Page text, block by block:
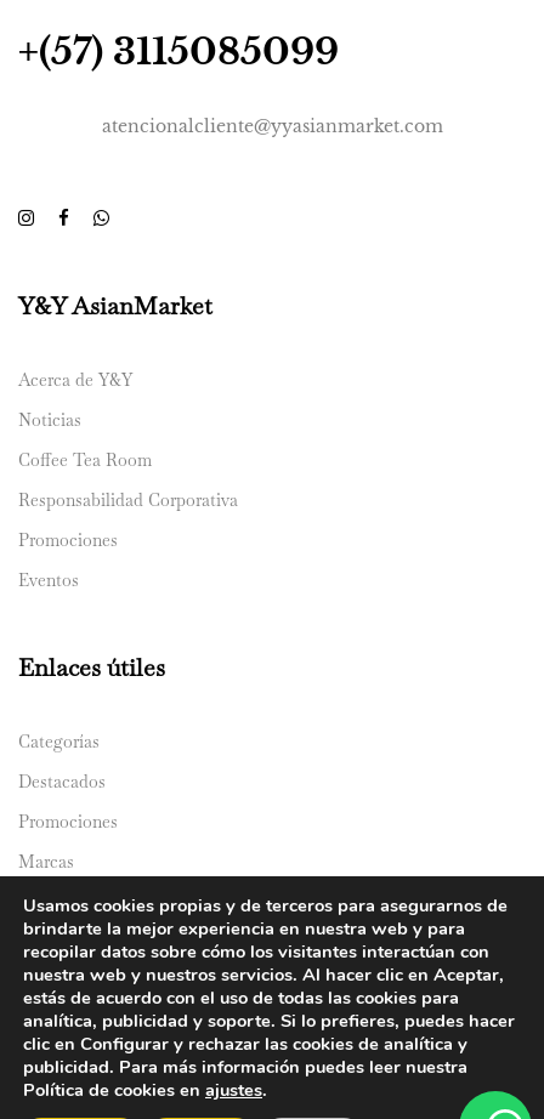
+(57) 3115085099
atencionalcliente@yyasianmarket.com
Y&Y AsianMarket
Acerca de Y&Y
Noticias
Coffee Tea Room
Responsabilidad Corporativa
Promociones
Eventos
Enlaces útiles
Categorías
Destacados
Promociones
Marcas
Catálogos
Domicilios
© 2024 Y&Y Asian Market. All rights reserved.
Usamos cookies propias y de terceros para asegurarnos de
brindarte la mejor experiencia en nuestra web y para
recopilar datos sobre cómo los visitantes interactúan con
nuestra web y nuestros servicios. Al hacer clic en Aceptar,
estás de acuerdo con el uso de todas las cookies para
analítica, publicidad y soporte. Si lo prefieres, puedes hacer
clic en Configurar y rechazar las cookies de analítica y
publicidad. Para más información puedes leer nuestra
Política de cookies en ajustes.